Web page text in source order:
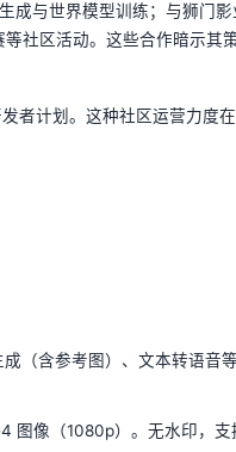
成与世界模型训练；与狮门影
社区活动。这些合作暗示其
者计划。这种社区运营力度
（含参考图）、文本转语音
图像（1080p）。无水印，支